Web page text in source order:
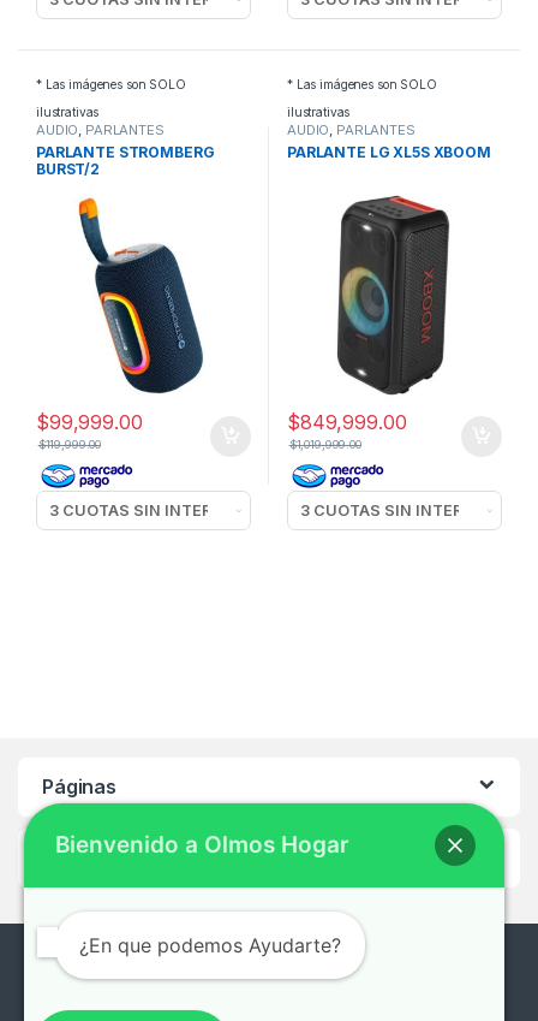
* Las imágenes son SOLO
ilustrativas
AUDIO, PARLANTES
POTENCIADOS
PARLANTE STROMBERG
BURST/2
$99,999.00
$119,999.00
* Las imágenes son SOLO
ilustrativas
AUDIO, PARLANTES
POTENCIADOS
PARLANTE LG XL5S XBOOM
$849,999.00
$1,019,999.00
Páginas
Ayuda
¿En que te podemos ayudar?
Bienvenido a Olmos Hogar
¿En que podemos Ayudarte?